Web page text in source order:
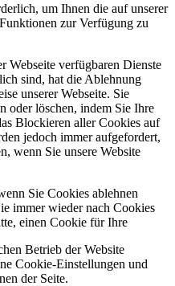
um Ihnen die auf unserer
zur Verfügung zu
Webseite verfügbaren Dienste
sind, hat die Ablehnung
unserer Webseite. Sie
oder löschen, indem Sie Ihre
Blockieren aller Cookies auf
jedoch immer aufgefordert,
wenn Sie unsere Website
Sie Cookies ablehnen
immer wieder nach Cookies
einen Cookie für Ihre
Betrieb der Website
Cookie-Einstellungen und
der Seite.